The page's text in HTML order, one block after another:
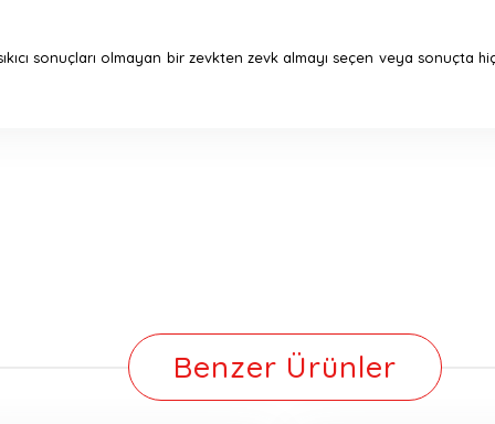
sonuçları olmayan bir zevkten zevk almayı seçen veya
Benzer Ürünler